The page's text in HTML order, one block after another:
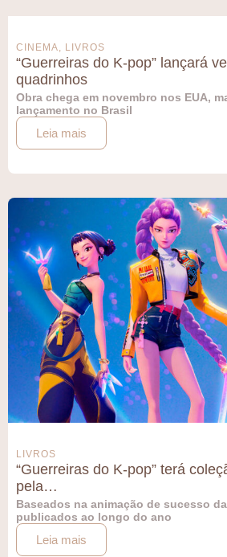
CINEMA, LIVROS
“Guerreiras do K-pop” lançará
quadrinhos
Obra chega em novembro nos EUA,
lançamento no Brasil
Leia mais
LIVROS
“Guerreiras do K-pop” terá
pela…
Baseados na animação de sucesso
publicados ao longo do ano
Leia mais